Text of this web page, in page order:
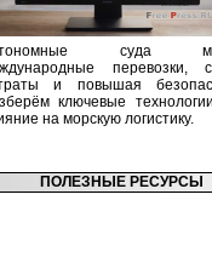
суда
перевозки,
и повышая
ключевые
на морскую логистику.
ПОЛЕЗНЫЕ РЕСУРСЫ